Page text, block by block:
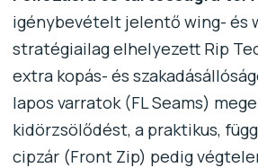
igénybevételt jelentő wing- és
stratégiailag elhelyezett Rip
extra kopás- és
lapos varratok (FL Seams)
kidörzsölődést, a praktikus,
cipzár (Front Zip) pedig